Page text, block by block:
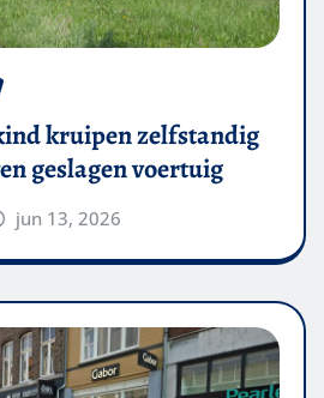
kruipen zelfstandig
geslagen voertuig
jun 13, 2026